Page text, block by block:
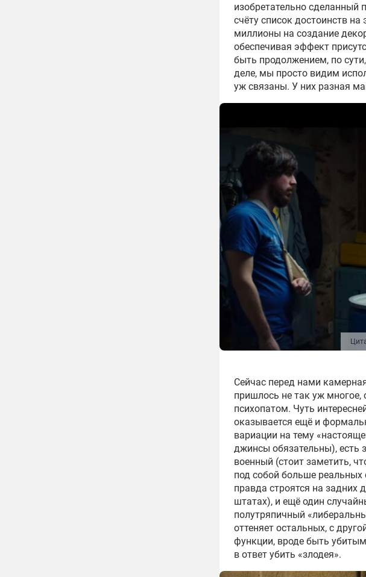
изобретательно
счёту список достоинств
миллионы на создание
обеспечивая эффект
быть продолжением, по
деле, мы просто видим
уж связаны. У них разная
Сейчас перед нами
пришлось не так уж многое,
психопатом. Чуть
оказывается ещё и
вариации на тему
джинсы обязательны), есть
военный (стоит заметить,
под собой больше
правда строятся на задних
штатах), и ещё один
полутряпичный
оттеняет остальных, с
функции, вроде быть
в ответ убить «злодея».